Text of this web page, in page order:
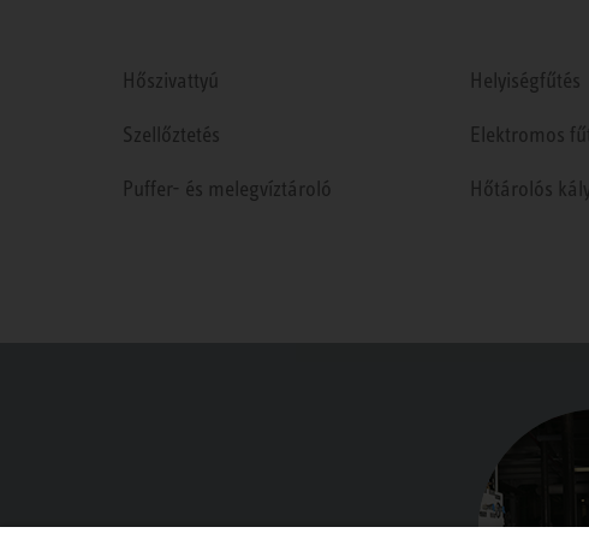
Hőszivattyú
Szellőztetés
Puffer- és melegvíztároló
Helyiségfűtés
Elektromos
Hőtárolós